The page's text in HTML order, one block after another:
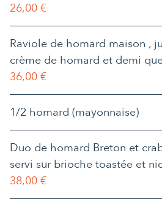
26,00 €
Raviole de homard maison ,
crème de homard et demi
36,00 €
1/2 homard (mayonnaise)
Duo de homard Breton et
servi sur brioche toastée et
38,00 €